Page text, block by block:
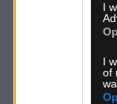
I
I
of